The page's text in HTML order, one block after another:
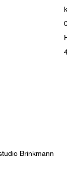
Brinkmann